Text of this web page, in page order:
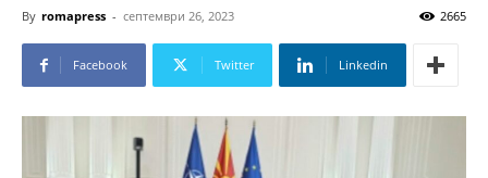
By romapress - септември 26, 2023 2665
Facebook Twitter Linkedin